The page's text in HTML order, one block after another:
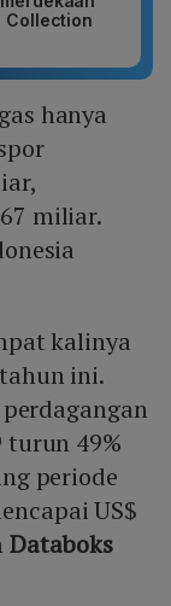
Collection
hanya
miliar.
kalinya
ini.
turun 49%
periode
US$
Databoks